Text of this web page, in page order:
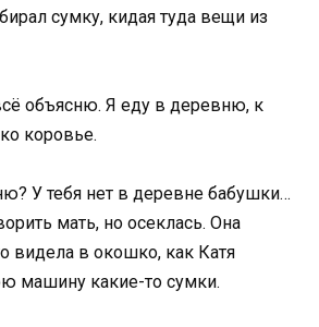
сумку, кидая туда вещи из
объясню. Я еду в деревню, к
коровье.
У тебя нет в деревне бабушки…
мать, но осеклась. Она
видела в окошко, как Катя
машину какие-то сумки.